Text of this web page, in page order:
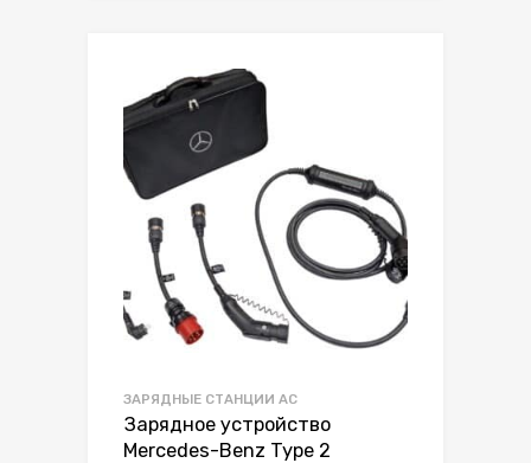
ЗАРЯДНЫЕ СТАНЦИИ AC
Зарядное устройство
Mercedes-Benz Type 2